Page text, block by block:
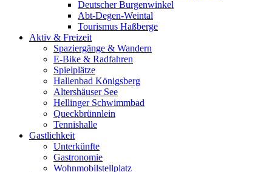
Deutscher Burgenwinkel
Abt-Degen-Weintal
Tourismus Haßberge
Aktiv & Freizeit
Spaziergänge & Wandern
E-Bike & Radfahren
Spielplätze
Hallenbad Königsberg
Altershäuser See
Hellinger Schwimmbad
Queckbrünnlein
Tennishalle
Gastlichkeit
Unterkünfte
Gastronomie
Wohnmobilstellplatz